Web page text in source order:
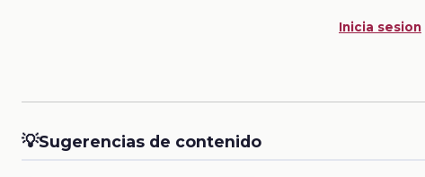
Inicia sesion
💡Sugerencias de contenido